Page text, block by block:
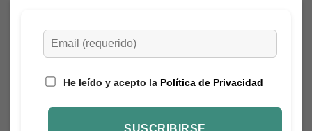
He leído y acepto la Política de Privacidad